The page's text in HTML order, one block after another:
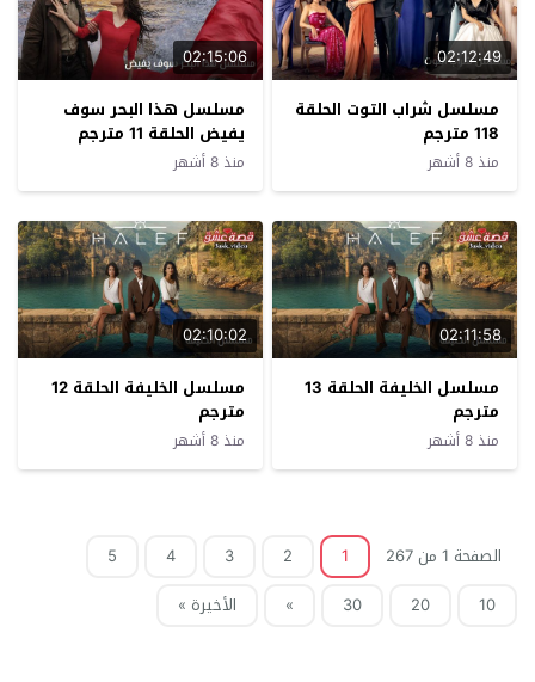
02:12:49
مسلسل شراب التوت الحلقة
118 مترجم
منذ 8 أشهر
02:15:06
مسلسل هذا البحر سوف
يفيض الحلقة 11 مترجم
منذ 8 أشهر
02:11:58
مسلسل الخليفة الحلقة 13
مترجم
منذ 8 أشهر
02:10:02
مسلسل الخليفة الحلقة 12
مترجم
منذ 8 أشهر
الصفحة 1 من 267 1
2
3
4
5
10
20
30
» الأخيرة »